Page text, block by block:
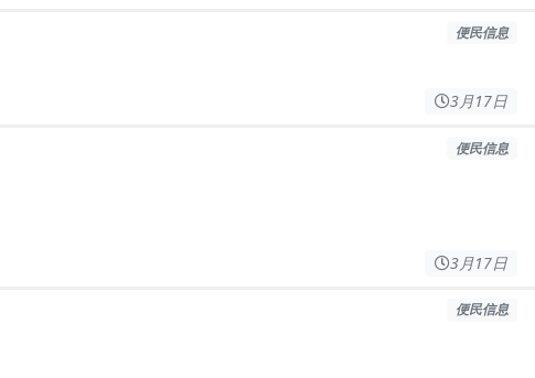
便民信息
3月17日
便民信息
3月17日
便民信息